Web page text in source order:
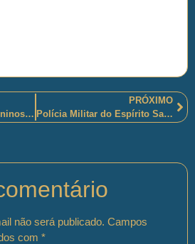
Policiais militares femininos de Braço Norte, Santa Catarina, formarão Patrulha “Maria da Penha”
PRÓXIMO
Polícia Militar do Espírito Santo realiza solenidade de formatura do Curso de Aperfeiçoamento de Oficiais
não será publicado. Campos
com *